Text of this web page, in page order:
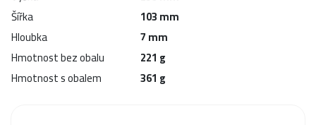
Šířka
103 mm
Hloubka
7 mm
Hmotnost bez obalu
221 g
Hmotnost s obalem
361 g